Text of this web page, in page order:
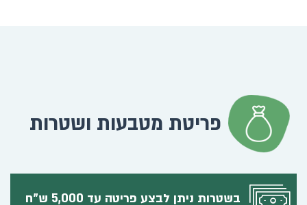
פריטת מטבעות ושטרות
בשטרות ניתן לבצע פריטה עד 5,000 ש"ח